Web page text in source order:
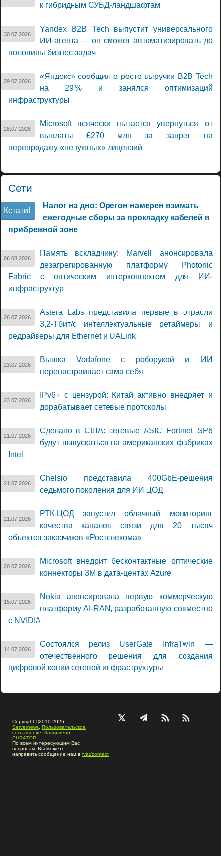
к гибридным СУБД-ландшафтам
30.07.2026
Yandex B2B Tech выпустит универсального
ИИ-агента — он сможет автоматизировать до
половины бизнес-задач
29.07.2026
«Яндекс» сообщил о росте выручки B2B Tech
на 29 % и занялся оптимизаций
инфраструктуры
28.07.2026
Microsoft всячески пытается увернуться от
выплаты £270 млн за запрет на
перепродажу «ненужных» лицензий
Сети
Кстати!
Налог на дно: Орегон намерен взимать
ежегодные сборы за прокладку кабелей в
прибрежной зоне
06.08.2026
Память вскладчину: Marvell анонсировала
дезагрегированную платформу Photonic
Fabric с оптическим интерконнектом для ИИ-
инфраструктур
26.07.2026
Astera Labs представила первые в отрасли
3,2-Тбит/с интеллектуальные ретаймеры и
редрайверы для Ethernet и UALink
23.07.2026
Вышка Vodafone с роборукой и ИИ
перенастраивает сама себя
23.07.2026
IPv6+ с цензурой: Китай активно внедряет и
дорабатывает сетевые протоколы
21.07.2026
Сделано в США: сетевые ASIC Fortinet SP6
будут выпускаться на американских фабриках
Intel
21.07.2026
Chelsio представила 400GbE-решения
седьмого поколения для ИИ ЦОД
21.07.2026
РТК-ЦОД запустил облачный мониторинг
качества каналов связи для 20 тысяч
объектов заказчиков «Ростелекома»
20.07.2026
Microsoft внедрит бесконтактные оптические
коннекторы 3M в дата-центах Azure
15.07.2026
Nokia анонсировала первую коммерческую
платформу AI-RAN, разработанную совместно
с NVIDIA
14.07.2026
Состоялся релиз UserGate InfraTwin —
отечественного решения для создания
цифровой копии сетевой инфраструктуры
Copyright ©2010-2026
Servernews Пользовательское
соглашение
Защищено
CURATOR
По всем интересующим Вас
вопросам, Вы можете
направить сообщение нам в /var/contact